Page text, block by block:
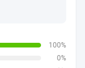
100%
0%